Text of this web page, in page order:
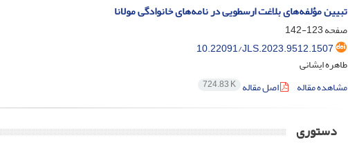
تبیین مؤلفه‌های بلاغت ارسطویی در نامه‌های خانوادگی مولانا
صفحه123-142
10.22091/JLS.2023.9512.1507
طاهره ایشانی
مشاهده مقاله
اصل مقاله 724.83 K
دستوری